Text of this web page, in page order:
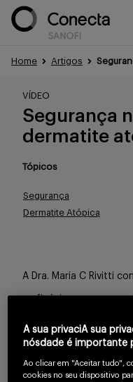
Eventos
Treinamentos
Portfólio
Serviços
Home Artigos
VÍDEO
Segurança
dermatite
Tópicos
Segurança
Dermatite Atópica
A Dra. Maria C Rivitti
a eficácia e
A sua privaciA sua
nósdade é importante
Ao clicar em "Aceitar tudo",
cookies no seu dispositivo